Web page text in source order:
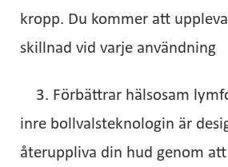
kropp. Du kommer att
skillnad vid varje användning
3. Förbättrar hälsosam
inre bollvalsteknologin är
återuppliva din hud genom att